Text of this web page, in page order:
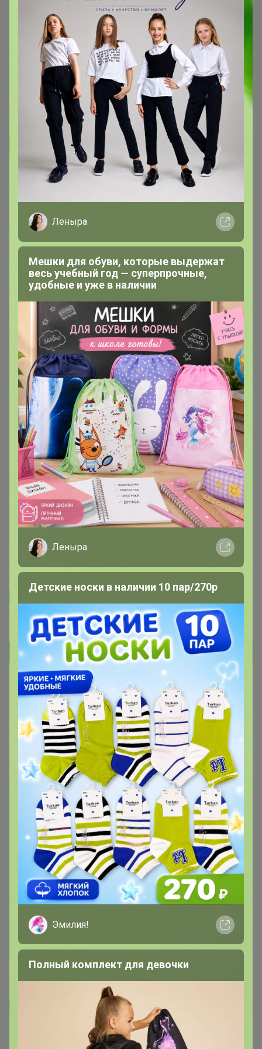
Муромец обувная фабрика -
ГАЛОШИ САДОВЫЕ ПО 320
РУБЛЕЙ! Сапоги для рыбаков и
охотников , "дутики" на весну!
71 202 35 18
Ответить
1 2
Бронзовый организатор
4 апреля, 2023 12:25
anna-angel
, здравствуйте 🌿 к сожалению для
мальчиков нет таких размеров. Но есть в женском
каталоге чёрные сапожки они идут унисекс.
Посмотрите
24-ok.ru/purchase/546569/lot/1581926055
Лот
2 3
690р
Сапоги женские из ЭВА “Комфорт” черные
В архиве
Муромец обувная фабрика - ГАЛОШИ САДОВЫЕ
охотников , "дутики" на весну!
1 2
Показаны записи11-11из11
Чтобы ответить или задать вопрос
необходимо авторизоваться на сайте
Это займет меньше минуты
Леныра
Мешки для обуви, которые выдержат
весь учебный год — суперпрочные,
удобные и уже в наличии
Леныра
Детские носки в наличии 10 пар/270р
Эмилия!
Полный комплект для девочки